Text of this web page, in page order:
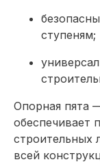
ступеням;
Опорная пята
обеспечивает
строительных
всей